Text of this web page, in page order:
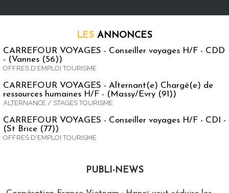
LES ANNONCES
CARREFOUR VOYAGES - Conseiller voyages H/F - CDD
- (Vannes (56))
OFFRES D'EMPLOI TOURISME
CARREFOUR VOYAGES - Alternant(e) Chargé(e) de
ressources humaines H/F - (Massy/Evry (91))
ALTERNANCE / STAGES TOURISME
CARREFOUR VOYAGES - Conseiller voyages H/F - CDI -
(St Brice (77))
OFFRES D'EMPLOI TOURISME
PUBLI-NEWS